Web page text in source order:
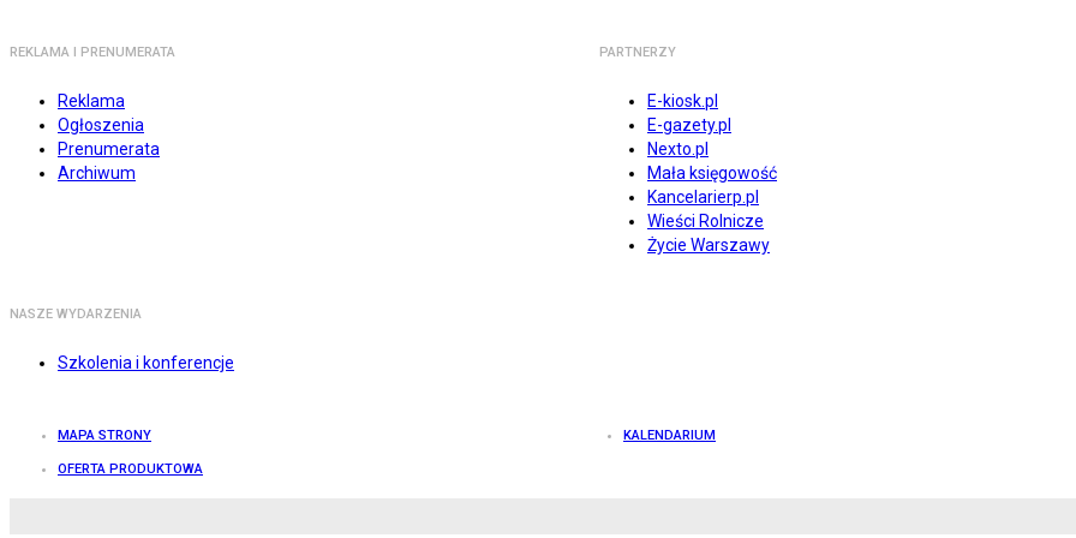
REKLAMA I PRENUMERATA
Reklama
Ogłoszenia
Prenumerata
Archiwum
PARTNERZY
E-kiosk.pl
E-gazety.pl
Nexto.pl
Mała księgowość
Kancelarierp.pl
Wieści Rolnicze
Życie Warszawy
NASZE WYDARZENIA
Szkolenia i konferencje
MAPA STRONY KALENDARIUM
OFERTA PRODUKTOWA